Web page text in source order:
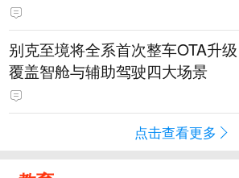
别克至境将全系首次整车OTA升级
覆盖智舱与辅助驾驶四大场景
点击查看更多